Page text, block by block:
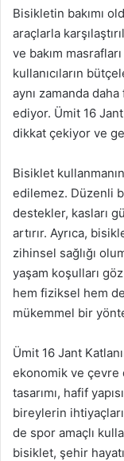
Bisikletin bakımı
araçlarla
ve bakım
kullanıcıların
aynı zamanda
ediyor. Ümit 16
dikkat çekiyor ve
Bisiklet
edilemez. Düzenli
destekler, kasları
artırır. Ayrıca,
zihinsel sağlığı
yaşam koşulları
hem fiziksel hem
mükemmel bir
Ümit 16 Jant
ekonomik ve çevre
tasarımı, hafif
bireylerin
de spor amaçlı
bisiklet, şehir